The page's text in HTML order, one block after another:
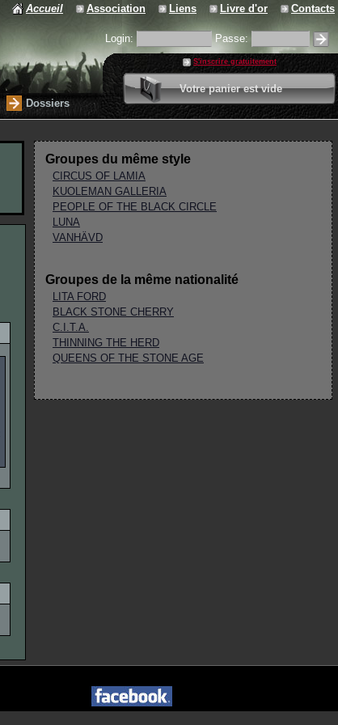
Accueil Association Liens Livre d'or Contacts
Login: Passe:
S'inscrire gratuitement
Votre panier est vide
0 article
Valider votre panier
Dossiers
Groupes du même style
CIRCUS OF LAMIA
KUOLEMAN GALLERIA
PEOPLE OF THE BLACK CIRCLE
LUNA
VANHÄVD
Groupes de la même nationalité
LITA FORD
BLACK STONE CHERRY
C.I.T.A.
THINNING THE HERD
QUEENS OF THE STONE AGE